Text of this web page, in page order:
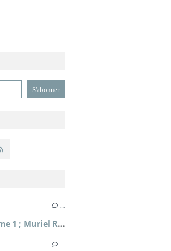
L'Escadron volant, tome 1 ; Muriel Romana